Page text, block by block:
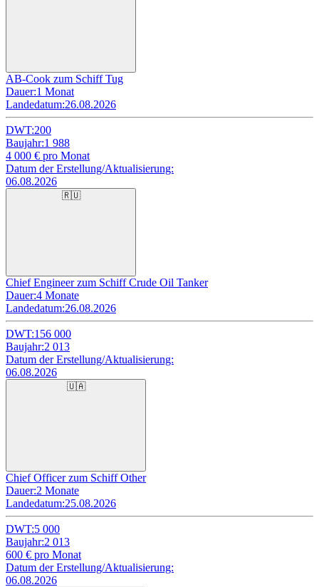
AB-Cook zum Schiff Tug
Dauer:1 Monat
Landedatum:26.08.2026
DWT:200
Baujahr:1 988
4 000 € pro Monat
Datum der Erstellung/Aktualisierung:
06.08.2026
🇷🇺
Chief Engineer zum Schiff Crude Oil Tanker
Dauer:4 Monate
Landedatum:26.08.2026
DWT:156 000
Baujahr:2 013
Datum der Erstellung/Aktualisierung:
06.08.2026
🇺🇦
Chief Officer zum Schiff Other
Dauer:2 Monate
Landedatum:25.08.2026
DWT:5 000
Baujahr:2 013
600 € pro Monat
Datum der Erstellung/Aktualisierung:
06.08.2026